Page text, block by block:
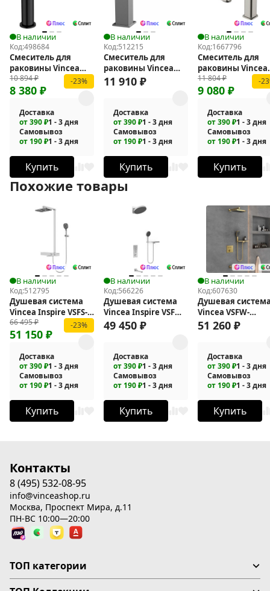
В наличии
Код:498684
Смеситель для
раковины Vincea
Vogue VBF-1V1MB
10 894₽
8 380 ₽
-23%
Доставка
от 390 ₽1 - 3 дня
Самовывоз
от 190 ₽1 - 3 дня
Купить
В наличии
Код:512215
Смеситель для
раковины Vincea
Cube VBF-1C01GM
11 910 ₽
Доставка
от 390 ₽1 - 3 дня
Самовывоз
от 190 ₽1 - 3 дня
Купить
В наличии
Код:1667796
Смеситель для
раковины Vincea
Core VBF-4CO1BN
11 804₽
9 080 ₽
-
Доставка
от 390 ₽1 - 3 дня
Самовывоз
от 190 ₽1 - 3 дня
Купить
Похожие товары
В наличии
Код:512795
Душевая система
Vincea Inspire VSFS-
3I13TCH с
термостатом
66 495₽
51 150 ₽
-23%
Доставка
от 390 ₽1 - 3 дня
Самовывоз
от 190 ₽1 - 3 дня
Купить
В наличии
Код:566226
Душевая система
Vincea Inspire VSFW-
433TI3RCH с
49 450 ₽
Доставка
от 390 ₽1 - 3 дня
Самовывоз
от 190 ₽1 - 3 дня
Купить
В наличии
Код:607630
Душевая
Vincea VSFW-
4311RBG
51 260 ₽
Доставка
от 390 ₽1 - 3 дня
Самовывоз
от 190 ₽1 - 3 дня
Купить
Контакты
8 (495) 532-08-95
info@vinceashop.ru
Москва, Проспект Мира, д.11
ПН-ВС 10:00—20:00
ТОП категории